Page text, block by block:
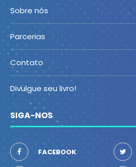
Sobre nós
Parcerias
Contato
Divulgue seu livro!
SIGA-NOS
FACEBOOK